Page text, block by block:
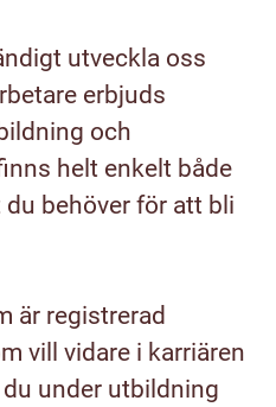
utveckla oss
erbjuds
och
helt enkelt både
behöver för att bli
är registrerad
vill vidare i karriären
under utbildning